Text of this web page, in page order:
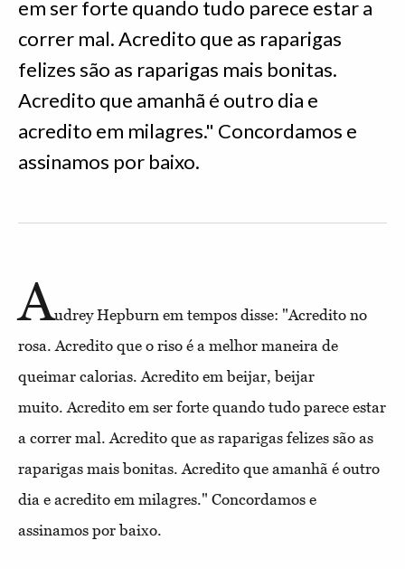
em ser forte quando tudo parece estar a
correr mal. Acredito que as raparigas
felizes são as raparigas mais bonitas.
Acredito que amanhã é outro dia e
acredito em milagres." Concordamos e
assinamos por baixo.
Audrey Hepburn em tempos disse: "Acredito no
rosa. Acredito que o riso é a melhor maneira de
queimar calorias. Acredito em beijar, beijar
muito. Acredito em ser forte quando tudo parece estar
a correr mal. Acredito que as raparigas felizes são as
raparigas mais bonitas. Acredito que amanhã é outro
dia e acredito em milagres." Concordamos e
assinamos por baixo.